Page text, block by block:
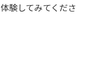
験してみてくださ